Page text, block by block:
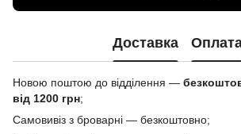
Доставка
Новою поштою до відділення —
від 1200 грн;
Самовивіз з броварні — безкоштовно;